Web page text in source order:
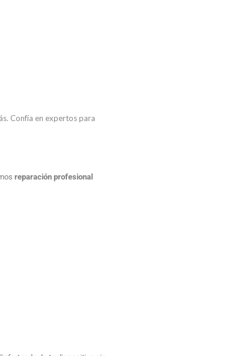
Confía en expertos para
reparación profesional